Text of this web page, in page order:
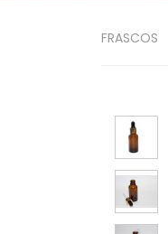
FRASCOS